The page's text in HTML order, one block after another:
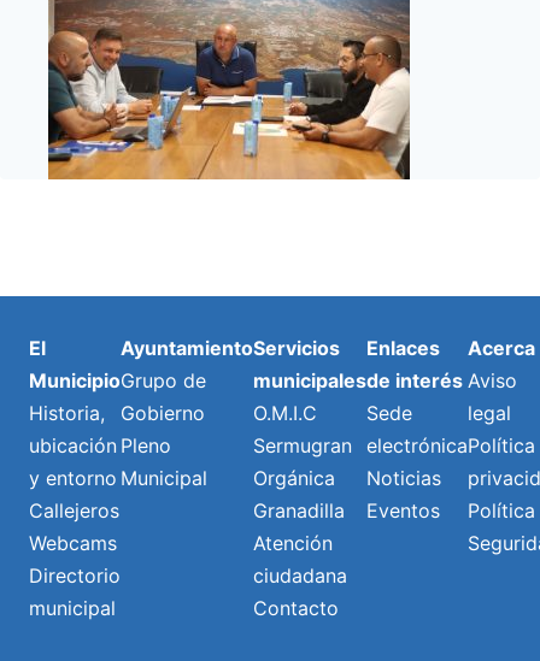
El
Municipio
Historia,
ubicación
y entorno
Callejeros
Webcams
Directorio
municipal
Ayuntamiento
Grupo de
Gobierno
Pleno
Municipal
Servicios
municipales
O.M.I.C
Sermugran
Orgánica
Granadilla
Atención
ciudadana
Contacto
Enlaces
de interés
Sede
electrónica
Noticias
Eventos
Acerca
Aviso
legal
Política
Política